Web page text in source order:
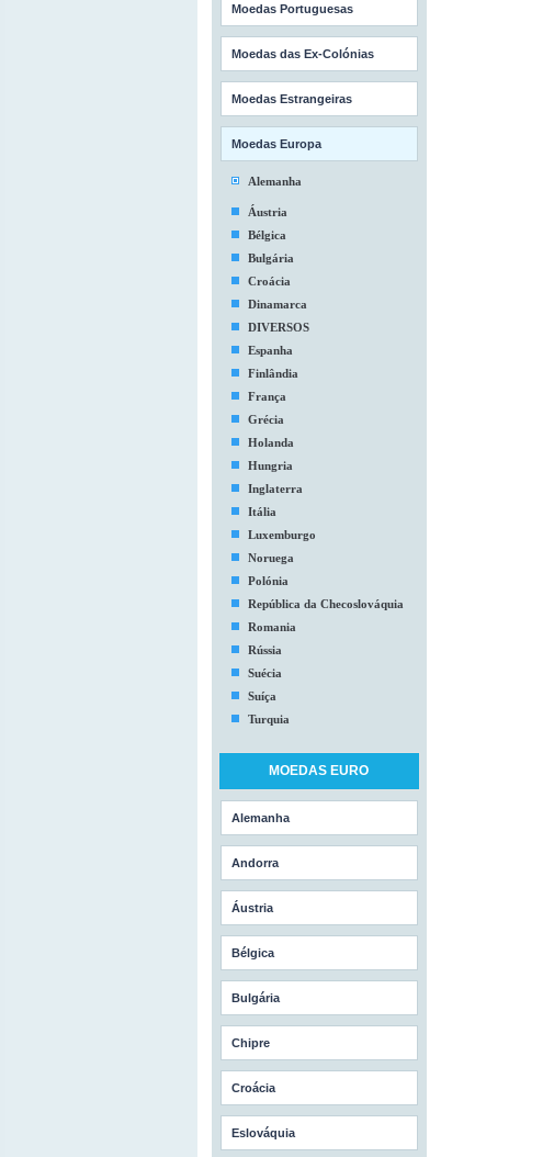
Moedas Portuguesas
Moedas das Ex-Colónias
Moedas Estrangeiras
Moedas Europa
Alemanha
Áustria
Bélgica
Bulgária
Croácia
Dinamarca
DIVERSOS
Espanha
Finlândia
França
Grécia
Holanda
Hungria
Inglaterra
Itália
Luxemburgo
Noruega
Polónia
República da Checoslováquia
Romania
Rússia
Suécia
Suíça
Turquia
MOEDAS EURO
Alemanha
Andorra
Áustria
Bélgica
Bulgária
Chipre
Croácia
Eslováquia